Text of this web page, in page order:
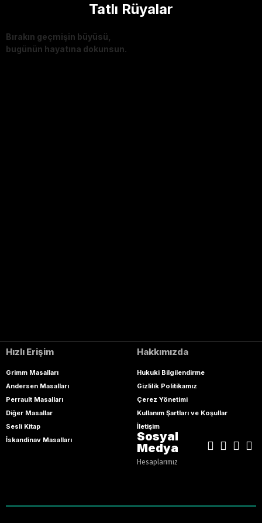
Tatlı Rüyalar
Bırakın geçmişin büyüsü,
bugünün hayatına dokunsun.
Hızlı Erişim
Grimm Masalları
Andersen Masalları
Perrault Masalları
Diğer Masallar
Sesli Kitap
İskandinav Masalları
Hakkımızda
Hukuki Bilgilendirme
Gizlilik Politikamız
Çerez Yönetimi
Kullanım Şartları ve Koşullar
İletişim
Sosyal
Medya
Hesaplarımız